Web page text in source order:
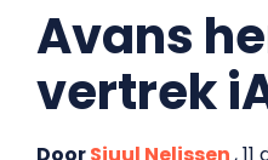
Avans
vertrek
DoorSjuul Nelissen,